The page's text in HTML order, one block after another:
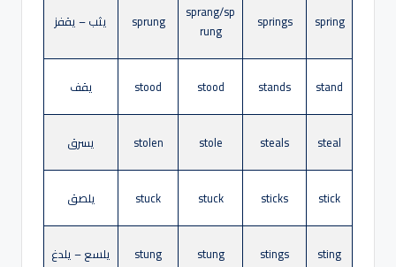
spring
springs
sprang/sp
rung
sprung يثب – يقفز
stand
stands
stood
stood يقف
steal
steals
stole
stolen يسرق
stick
sticks
stuck
stuck يلصق
sting
stings
stung
stung يلسع – يلدغ